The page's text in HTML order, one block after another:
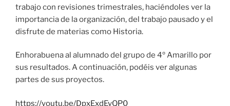
trabajo con revisiones trimestrales, haciéndoles ver la
importancia de la organización, del trabajo pausado y el
disfrute de materias como Historia.
Enhorabuena al alumnado del grupo de 4º Amarillo por
sus resultados. A continuación, podéis ver algunas
partes de sus proyectos.
https://youtu.be/DpxExdEvQP0